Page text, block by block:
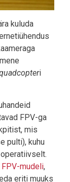
kuluda
i
FPV-ga
mis
pulti), kuhu
FPV-mudeli,
eriti muuks